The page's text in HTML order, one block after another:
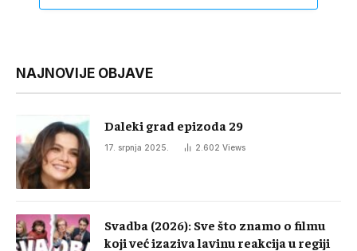
NAJNOVIJE OBJAVE
Daleki grad epizoda 29
17. srpnja 2025. 2.602 Views
Svadba (2026): Sve što znamo o filmu
koji već izaziva lavinu reakcija u regiji